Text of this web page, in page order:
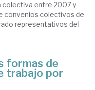
colectiva entre 2007 y
convenios colectivos de
representativos del
formas de
trabajo por